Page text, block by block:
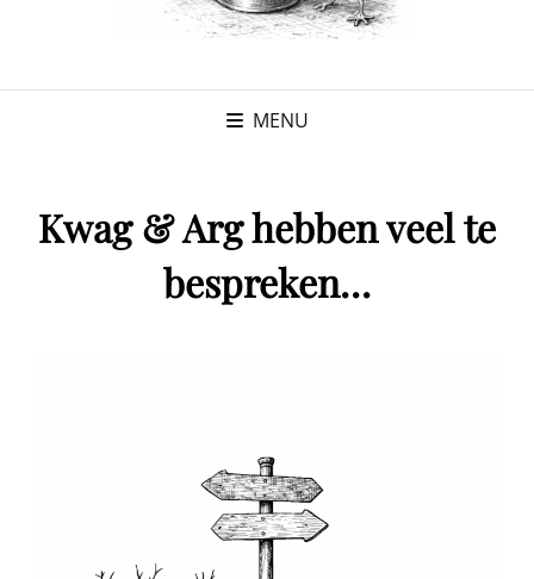
MENU
Kwag & Arg hebben veel te
bespreken…